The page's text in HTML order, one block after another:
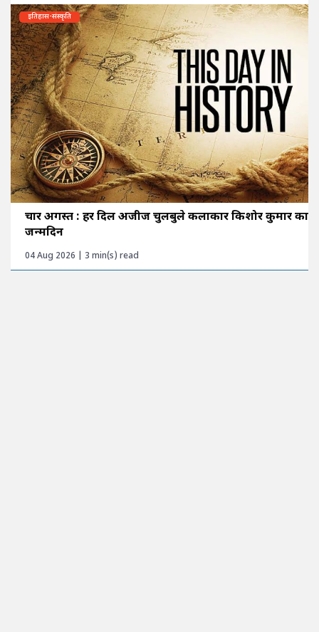
इतिहास-संस्कृति
चार अगस्त : हर दिल अजीज चुलबुले कलाकार किशोर कुमार का
जन्मदिन
04 Aug 2026 | 3 min(s) read